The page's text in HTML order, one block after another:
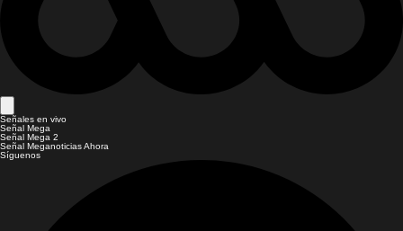
Señales en vivo
Señal Mega
Señal Mega 2
Señal Meganoticias Ahora
Síguenos